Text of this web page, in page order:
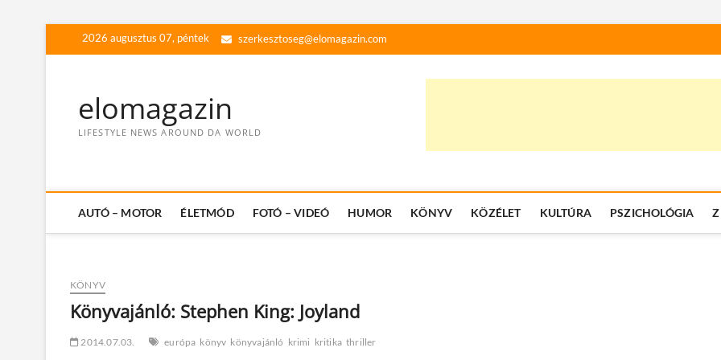
2026 augusztus 07, péntek szerkesztoseg@elomagazin.com
elomagazin
LIFESTYLE NEWS AROUND DA WORLD
AUTÓ – MOTOR ÉLETMÓD FOTÓ – VIDEÓ HUMOR KÖNYV KÖZÉLET KULTÚRA PSZICHOLÓGIA
KÖNYV
Könyvajánló: Stephen King: Joyland
2014.07.03. európa könyv könyvajánló krimi kritika thriller